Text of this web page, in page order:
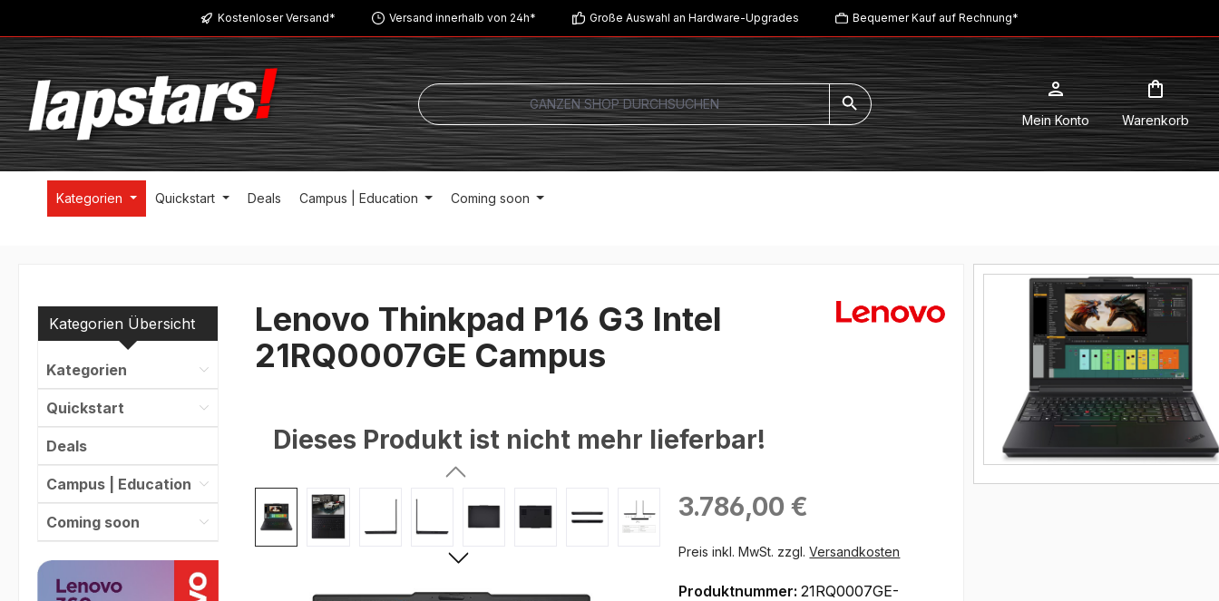
Zur Hauptnavigation springenKostenloser Versand* Versand innerhalb von 24h* Große Auswahl an Hardware-Upgrades Bequemer Kauf auf Rechnung*
Mein Konto Warenkorb
Kategorien Quickstart Deals Campus | Education Coming soon
Kategorien Übersicht
Kategorien
Quickstart
Deals
Campus | Education
Coming soon
Lenovo Thinkpad P16 G3 Intel
21RQ0007GE Campus
Dieses Produkt ist nicht mehr lieferbar!
Bildergalerie überspringen Regulärer Preis:
3.786,00 €
Preis inkl. MwSt. zzgl.Versandkosten
Produktnummer:21RQ0007GE-